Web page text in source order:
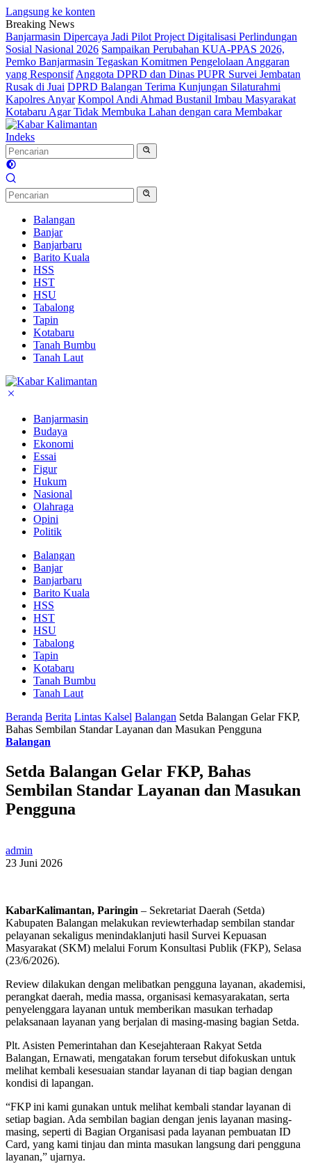
Langsung ke konten
Breaking News
Banjarmasin Dipercaya Jadi Pilot Project Digitalisasi Perlindungan
Sosial Nasional 2026 Sampaikan Perubahan KUA-PPAS 2026,
Pemko Banjarmasin Tegaskan Komitmen Pengelolaan Anggaran
yang Responsif Anggota DPRD dan Dinas PUPR Survei Jembatan
Rusak di Juai DPRD Balangan Terima Kunjungan Silaturahmi
Kapolres Anyar Kompol Andi Ahmad Bustanil Imbau Masyarakat
Kotabaru Agar Tidak Membuka Lahan dengan cara Membakar
Indeks
Balangan
Banjar
Banjarbaru
Barito Kuala
HSS
HST
HSU
Tabalong
Tapin
Kotabaru
Tanah Bumbu
Tanah Laut
Banjarmasin
Budaya
Ekonomi
Essai
Figur
Hukum
Nasional
Olahraga
Opini
Politik
Balangan
Banjar
Banjarbaru
Barito Kuala
HSS
HST
HSU
Tabalong
Tapin
Kotabaru
Tanah Bumbu
Tanah Laut
Beranda Berita Lintas Kalsel Balangan Setda Balangan Gelar FKP,
Bahas Sembilan Standar Layanan dan Masukan Pengguna
Balangan
Setda Balangan Gelar FKP, Bahas
Sembilan Standar Layanan dan Masukan
Pengguna
admin
23 Juni 2026
KabarKalimantan, Paringin – Sekretariat Daerah (Setda)
Kabupaten Balangan melakukan reviewterhadap sembilan standar
pelayanan sekaligus menindaklanjuti hasil Survei Kepuasan
Masyarakat (SKM) melalui Forum Konsultasi Publik (FKP), Selasa
(23/6/2026).
Review dilakukan dengan melibatkan pengguna layanan, akademisi,
perangkat daerah, media massa, organisasi kemasyarakatan, serta
penyelenggara layanan untuk memberikan masukan terhadap
pelaksanaan layanan yang berjalan di masing-masing bagian Setda.
Plt. Asisten Pemerintahan dan Kesejahteraan Rakyat Setda
Balangan, Ernawati, mengatakan forum tersebut difokuskan untuk
melihat kembali kesesuaian standar layanan di tiap bagian dengan
kondisi di lapangan.
“FKP ini kami gunakan untuk melihat kembali standar layanan di
setiap bagian. Ada sembilan bagian dengan jenis layanan masing-
masing, seperti di Bagian Organisasi pada layanan pembuatan ID
Card, yang kami tinjau dan minta masukan langsung dari pengguna
layanan,” ujarnya.